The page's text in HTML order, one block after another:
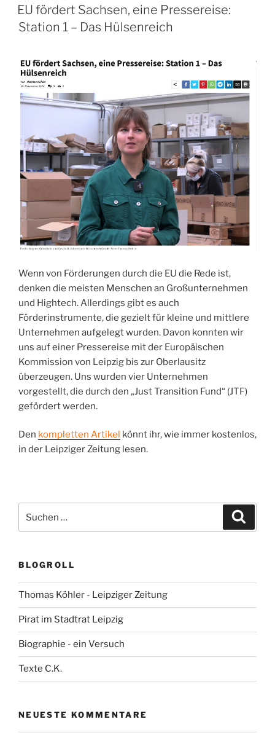
AM
EU fördert Sachsen, eine Pressereise:
Station 1 – Das Hülsenreich
Wenn von Förderungen durch die EU die Rede ist,
denken die meisten Menschen an Großunternehmen
und Hightech. Allerdings gibt es auch
Förderinstrumente, die gezielt für kleine und mittlere
Unternehmen aufgelegt wurden. Davon konnten wir
uns auf einer Pressereise mit der Europäischen
Kommission von Leipzig bis zur Oberlausitz
überzeugen. Uns wurden vier Unternehmen
vorgestellt, die durch den „Just Transition Fund“ (JTF)
gefördert werden.
Den kompletten Artikel könnt ihr, wie immer kostenlos,
in der Leipziger Zeitung lesen.
nach:
BLOGROLL
Thomas Köhler - Leipziger Zeitung
Pirat im Stadtrat Leipzig
Biographie - ein Versuch
Texte C.K.
NEUESTE KOMMENTARE